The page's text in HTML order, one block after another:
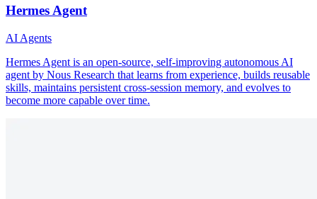
Hermes Agent
AI Agents
Hermes Agent is an open-source, self-improving autonomous AI
agent by Nous Research that learns from experience, builds reusable
skills, maintains persistent cross-session memory, and evolves to
become more capable over time.